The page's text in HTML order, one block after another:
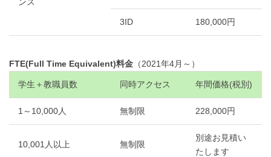
3ID 180,000円
FTE(Full Time Equivalent)料金 （2021年4月～）
学生＋教職員数 同時アクセス 年間価格(税別)
1～10,000人 無制限 228,000円
10,001人以上 無制限
別途お見積い
たします